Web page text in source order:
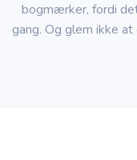
bogmærker, fordi
gang. Og glem ikke